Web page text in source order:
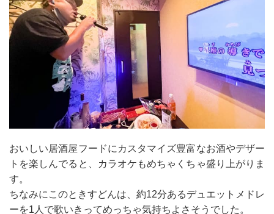
おいしい居酒屋フードにカスタマイズ豊富なお酒やデザー
トを楽しんでると、カラオケもめちゃくちゃ盛り上がりま
す。
ちなみにこのときすどんは、約12分あるデュエットメドレ
ーを1人で歌いきってめっちゃ気持ちよさそうでした。